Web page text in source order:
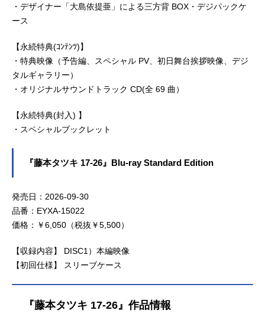
・デザイナー「大島依提亜」による三方背 BOX・デジパックケ
ース
【永続特典(ｺﾝﾃﾝﾂ)】
・特典映像（予告編、スペシャル PV、初日舞台挨拶映像、デジ
タルギャラリー）
・オリジナルサウンドトラック CD(全 69 曲）
【永続特典(封入) 】
・スペシャルブックレット
『藤本タツキ 17-26』Blu-ray Standard Edition
発売日：2026-09-30
品番：EYXA-15022
価格：￥6,050（税抜￥5,500）
【収録内容】 DISC1）本編映像
【初回仕様】 スリーブケース
『藤本タツキ 17-26』作品情報